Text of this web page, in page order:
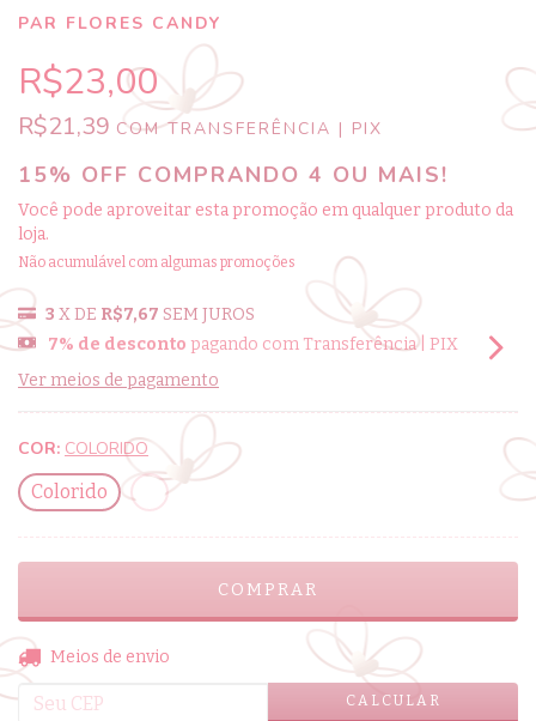
PAR FLORES CANDY
R$23,00
R$21,39 COM TRANSFERÊNCIA | PIX
15% OFF COMPRANDO 4 OU MAIS!
Você pode aproveitar esta promoção em qualquer produto da
loja.
Não acumulável com algumas promoções
3 X DE R$7,67 SEM JUROS
7% de desconto pagando com Transferência | PIX
Ver meios de pagamento
COR: COLORIDO
Colorido
Entregas para o CEP: ALTERAR CEP
Meios de envio
CALCULAR